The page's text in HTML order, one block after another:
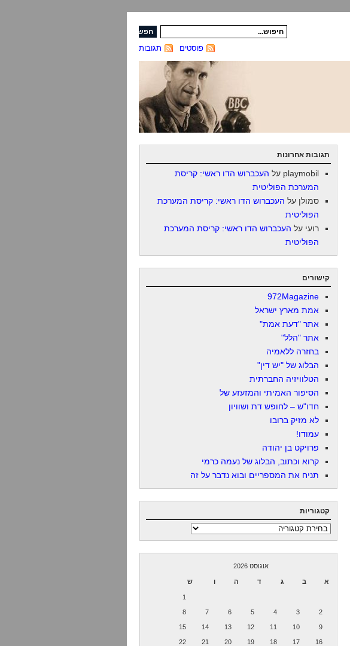
תגובות פוסטים
תגובות אחרונות
playmobil על העכברוש הדו ראשי: קריסת
המערכת הפוליטית
סמולן על העכברוש הדו ראשי: קריסת המערכת
הפוליטית
רועי על העכברוש הדו ראשי: קריסת המערכת
הפוליטית
קישורים
972Magazine
אמת מארץ ישראל
אתר "דעת אמת"
אתר "הלל"
בחזרה ללאמיה
הבלוג של "יש דין"
הטלוויזיה החברתית
הסיפור האמיתי והמזעזע של
חדו"ש – לחופש דת ושוויון
לא מזיק ברובו
עמודו!
פרויקט בן יהודה
קרוא וכתוב, הבלוג של נעמה כרמי
תניח את המספריים ובוא נדבר על זה
קטגוריות
קטגוריות
אוגוסט 2026
א ב ג ד ה ו ש
1
2
3
4
5
6
7
8
9
10
11
12
13
14
15
16
17
18
19
20
21
22